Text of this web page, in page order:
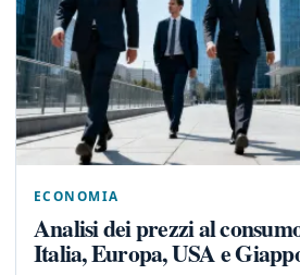
ECONOMIA
Analisi dei prezzi al
Italia, Europa, USA e